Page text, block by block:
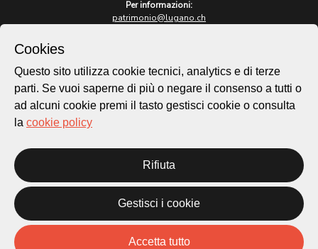
Per informazioni:
patrimonio@lugano.ch
lugano.ch
Cookie policy
Homepage
Temi
Mappa
Novità
Progetti
Cookies
Questo sito utilizza cookie tecnici, analytics e di terze
parti. Se vuoi saperne di più o negare il consenso a tutti o
ad alcuni cookie premi il tasto gestisci cookie o consulta
la cookie policy
Rifiuta
Gestisci i cookie
Accetta tutto